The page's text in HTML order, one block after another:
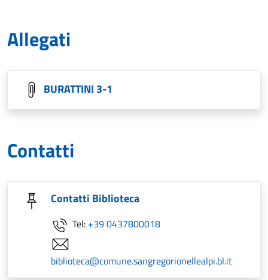
Allegati
BURATTINI 3-1
Contatti
Contatti Biblioteca
Tel: +39 0437800018
biblioteca@comune.sangregorionellealpi.bl.it